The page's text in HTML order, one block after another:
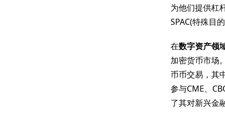
为他们提供杠
SPAC(特殊目
在数字资产领
加密货币市场
币币交易，其
参与CME、
了其对新兴金